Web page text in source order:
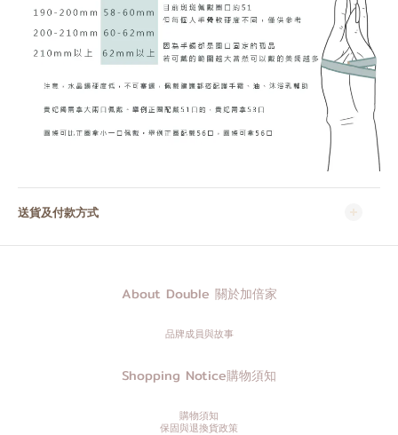
送貨及付款方式
About Double 關於加倍家
品牌成員與故事
Shopping Notice購物須知
購物須知
保固與退換貨政策